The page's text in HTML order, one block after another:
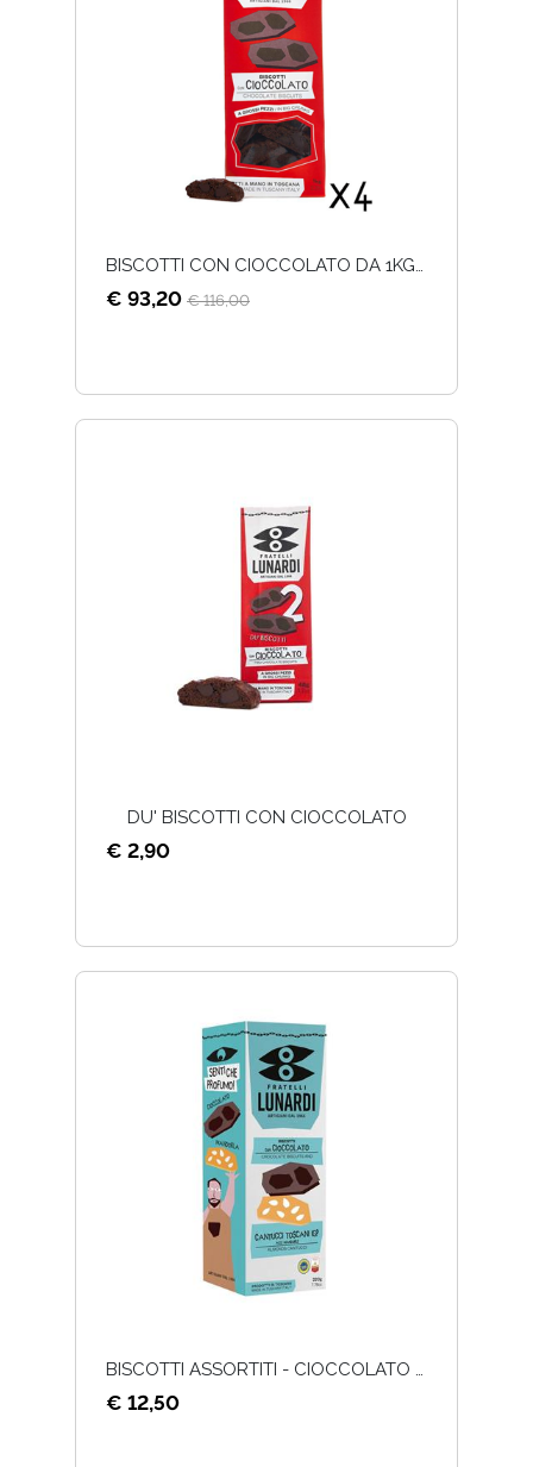
€ 93,20 € 116,00
BISCOTTI CON CIOCCOLATO DA 1KG X 4
€ 2,90
DU' BISCOTTI CON CIOCCOLATO
€ 12,50
BISCOTTI ASSORTITI - CIOCCOLATO E MANDORLE - 220G